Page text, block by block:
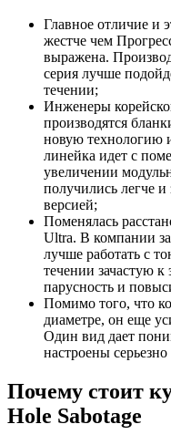
Главное отличие и
жестче чем
выражена.
серия лучше
течении;
Инженеры
производятся
новую технологию
линейка идет с
увеличении
получились легче
версией;
Поменялась
Ultra. В компании
лучше работать с
течении зачастую
парусность и
Помимо того, что
диаметре, он еще
Один вид дает
настроены
Почему стоит
Hole Sabotage